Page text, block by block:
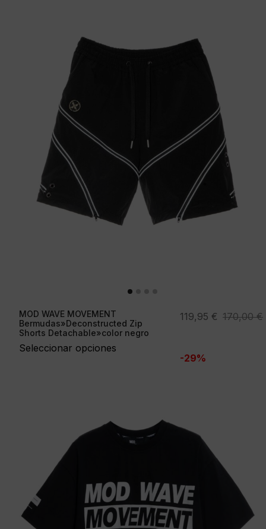
MOD WAVE MOVEMENT
Bermudas»Deconstructed Zip
Shorts Detachable»color negro
Seleccionar opciones
170,00€
El
era:
119,95 €
El
es:
-29%